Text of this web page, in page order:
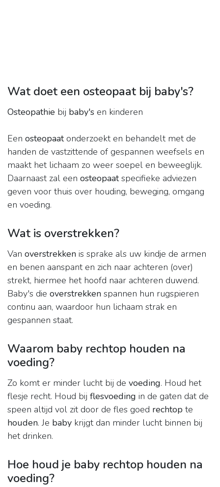
Wat doet een osteopaat bij baby's?
Osteopathie bij baby's en kinderen
Een osteopaatonderzoekt en behandelt met de
handen de vastzittende of gespannen weefsels en
maakt het lichaam zo weer soepel en beweeglijk.
Daarnaast zal een osteopaatspecifieke adviezen
geven voor thuis over houding, beweging, omgang
en voeding.
Wat is overstrekken?
Van overstrekken is sprake als uw kindje de armen
en benen aanspant en zich naar achteren (over)
strekt, hiermee het hoofd naar achteren duwend.
Baby's die overstrekken spannen hun rugspieren
continu aan, waardoor hun lichaam strak en
gespannen staat.
Waarom baby rechtop houden na
voeding?
Zo komt er minder lucht bij de voeding. Houd het
flesje recht. Houd bij flesvoeding in de gaten dat de
speen altijd vol zit door de fles goed rechtop te
houden. Je baby krijgt dan minder lucht binnen bij
het drinken.
Hoe houd je baby rechtop houden na
voeding?